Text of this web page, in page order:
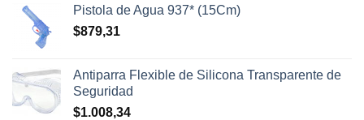
Pistola de Agua 937* (15Cm)
$879,31
Antiparra Flexible de Silicona Transparente de
Seguridad
$1.008,34